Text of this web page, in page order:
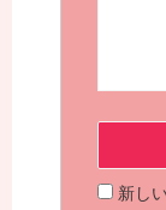
新し